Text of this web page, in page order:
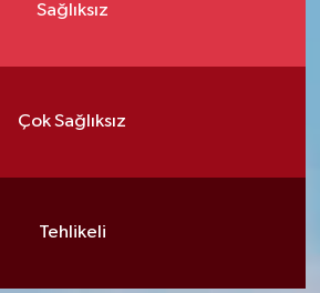
Sağlıksız
Çok Sağlıksız
Tehlikeli